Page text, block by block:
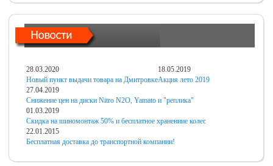
28.03.2020
Новый пункт выдачи товара на Дмитровке
18.05.2019
Акция лето 2019
27.04.2019
Снижение цен на диски Nitro N2O, Yamato и "реплика"
01.03.2019
Скидка на шиномонтаж 50% и бесплатное хранениие колес
22.01.2015
Бесплатная доставка до транспортной компании!